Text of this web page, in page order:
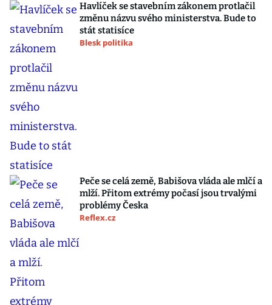
Havlíček se stavebním zákonem protlačil
změnu názvu svého ministerstva. Bude to
stát statisíce
Blesk politika
Peče se celá země, Babišova vláda ale mlčí a
mlží. Přitom extrémy počasí jsou trvalými
problémy Česka
Reflex.cz